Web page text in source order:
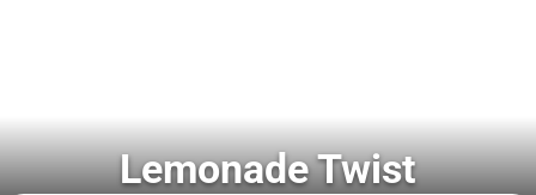
Lemonade Twist